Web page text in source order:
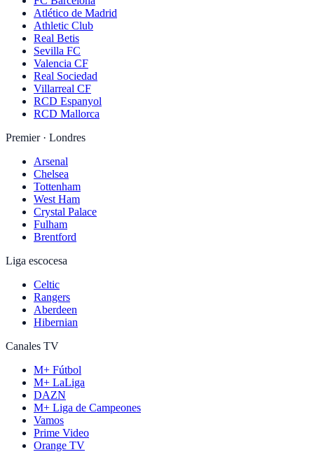
Atlético de Madrid
Athletic Club
Real Betis
Sevilla FC
Valencia CF
Real Sociedad
Villarreal CF
RCD Espanyol
RCD Mallorca
Premier · Londres
Arsenal
Chelsea
Tottenham
West Ham
Crystal Palace
Fulham
Brentford
Liga escocesa
Celtic
Rangers
Aberdeen
Hibernian
Canales TV
M+ Fútbol
M+ LaLiga
DAZN
M+ Liga de Campeones
Vamos
Prime Video
Orange TV